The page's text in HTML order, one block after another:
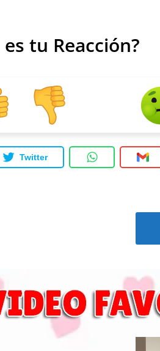
es tu Reacción?
Twitter